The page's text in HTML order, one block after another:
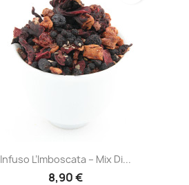
Anteprima
Infuso L’Imboscata – Mix Di...
8,90 €